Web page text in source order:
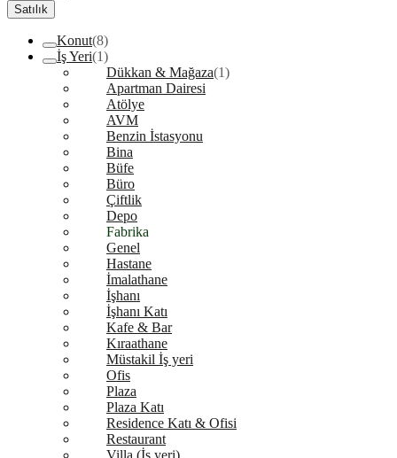
Satılık
Konut(8)
İş Yeri(1)
Dükkan & Mağaza(1)
Apartman Dairesi
Atölye
AVM
Benzin İstasyonu
Bina
Büfe
Büro
Çiftlik
Depo
Fabrika
Genel
Hastane
İmalathane
İşhanı
İşhanı Katı
Kafe & Bar
Kıraathane
Müstakil İş yeri
Ofis
Plaza
Plaza Katı
Residence Katı & Ofisi
Restaurant
Villa (İş yeri)